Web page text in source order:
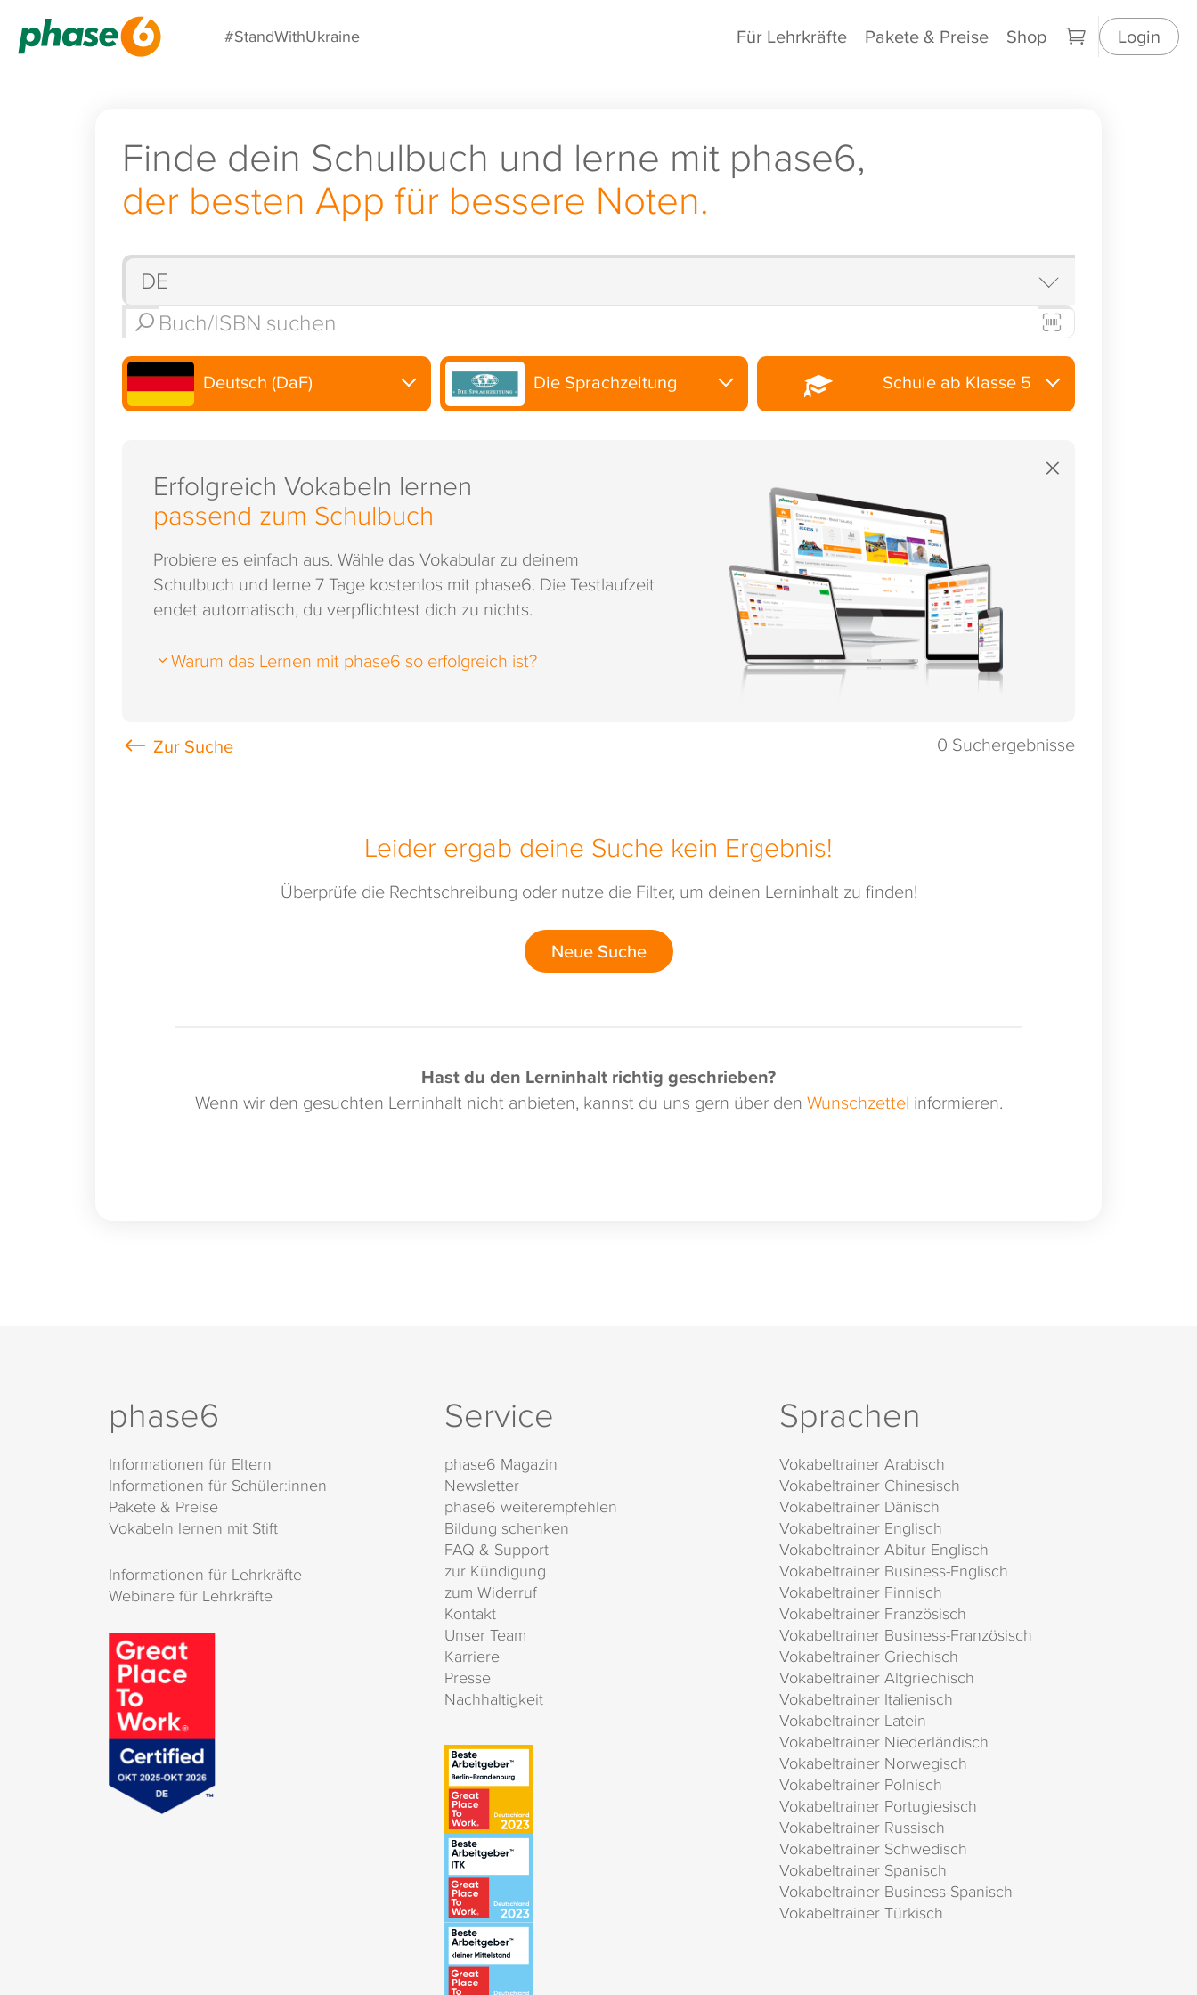
#StandWithUkraine Für Lehrkräfte Pakete & Preise Shop Login
Finde dein Schulbuch und lerne mit phase6,
der besten App für bessere Noten.
Deutsch (DaF) Die Sprachzeitung Schule ab Klasse 5
×
Erfolgreich Vokabeln lernen
passend zum Schulbuch
Probiere es einfach aus. Wähle das Vokabular zu deinem
Schulbuch und lerne 7 Tage kostenlos mit phase6. Die Testlaufzeit
endet automatisch, du verpflichtest dich zu nichts.
Warum das Lernen mit phase6 so erfolgreich ist?
0 Suchergebnisse
Leider ergab deine Suche kein Ergebnis!
Überprüfe die Rechtschreibung oder nutze die Filter, um deinen Lerninhalt zu finden!
Neue Suche
Hast du den Lerninhalt richtig geschrieben?
Wenn wir den gesuchten Lerninhalt nicht anbieten, kannst du uns gern über den Wunschzettel informieren.
phase6
Informationen für Eltern
Informationen für Schüler:innen
Pakete & Preise
Vokabeln lernen mit Stift
Informationen für Lehrkräfte
Webinare für Lehrkräfte
Service
phase6 Magazin
Newsletter
phase6 weiterempfehlen
Bildung schenken
FAQ & Support
zur Kündigung
zum Widerruf
Kontakt
Unser Team
Karriere
Presse
Nachhaltigkeit
Sprachen
Vokabeltrainer Arabisch
Vokabeltrainer Chinesisch
Vokabeltrainer Dänisch
Vokabeltrainer Englisch
Vokabeltrainer Abitur Englisch
Vokabeltrainer Business-Englisch
Vokabeltrainer Finnisch
Vokabeltrainer Französisch
Vokabeltrainer Business-Französisch
Vokabeltrainer Griechisch
Vokabeltrainer Altgriechisch
Vokabeltrainer Italienisch
Vokabeltrainer Latein
Vokabeltrainer Niederländisch
Vokabeltrainer Norwegisch
Vokabeltrainer Polnisch
Vokabeltrainer Portugiesisch
Vokabeltrainer Russisch
Vokabeltrainer Schwedisch
Vokabeltrainer Spanisch
Vokabeltrainer Business-Spanisch
Vokabeltrainer Türkisch